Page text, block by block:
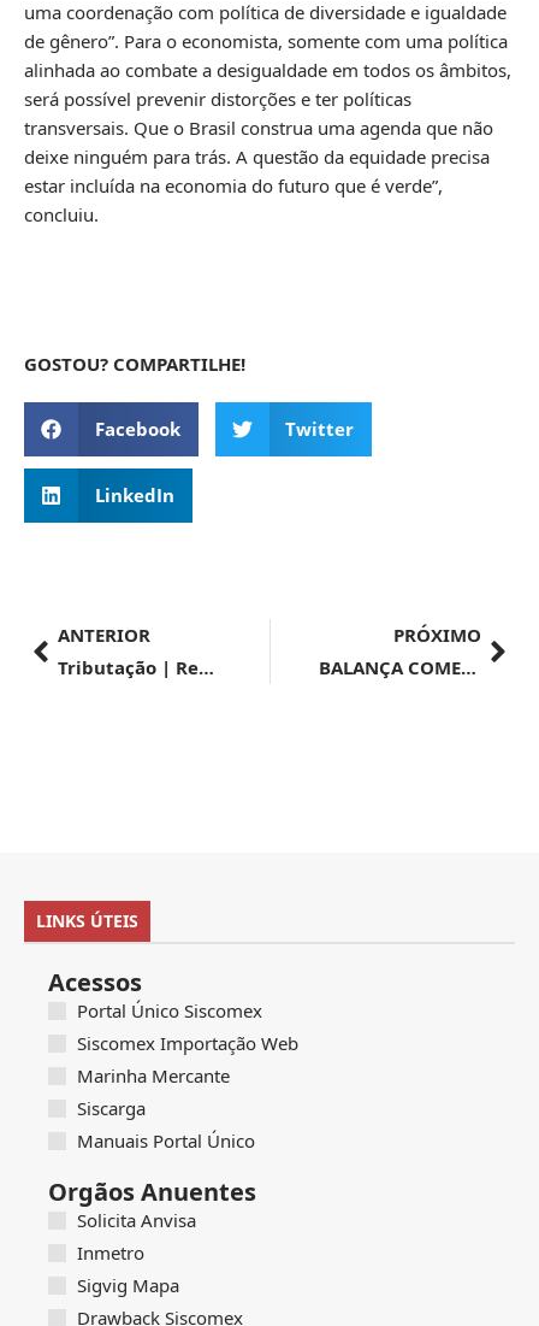
uma coordenação com política de diversidade e igualdade
de gênero”. Para o economista, somente com uma política
alinhada ao combate a desigualdade em todos os âmbitos,
será possível prevenir distorções e ter políticas
transversais. Que o Brasil construa uma agenda que não
deixe ninguém para trás. A questão da equidade precisa
estar incluída na economia do futuro que é verde”,
concluiu.
GOSTOU? COMPARTILHE!
Facebook Twitter
LinkedIn
ANTERIOR
Tributação | Receita amplia regularização de débitos tributários decorrentes de decisões favoráveis no Carf
PRÓXIMO
BALANÇA COMERCIAL | 3ª semana de agosto tem superávit de US$ 1,37 bi no comércio exterior
LINKS ÚTEIS
Acessos
Portal Único Siscomex
Siscomex Importação Web
Marinha Mercante
Siscarga
Manuais Portal Único
Orgãos Anuentes
Solicita Anvisa
Inmetro
Sigvig Mapa
Drawback Siscomex